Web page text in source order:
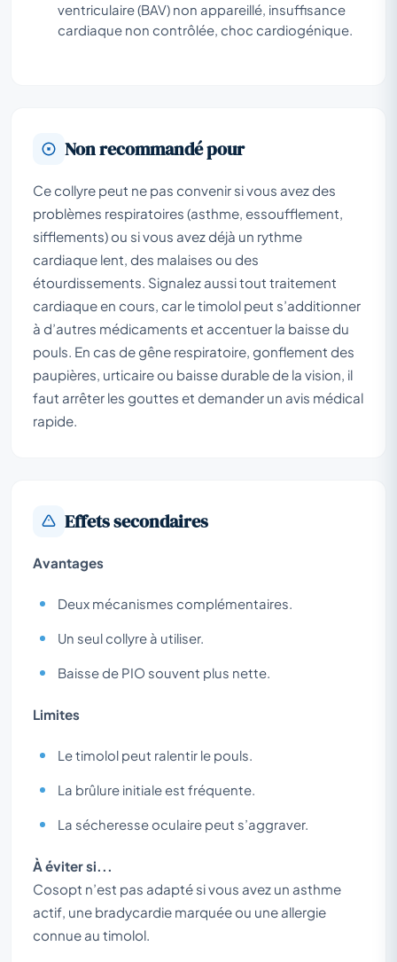
ventriculaire (BAV) non appareillé, insuffisance
cardiaque non contrôlée, choc cardiogénique.
Non recommandé pour
Ce collyre peut ne pas convenir si vous avez des
problèmes respiratoires (asthme, essoufflement,
sifflements) ou si vous avez déjà un rythme
cardiaque lent, des malaises ou des
étourdissements. Signalez aussi tout traitement
cardiaque en cours, car le timolol peut s’additionner
à d’autres médicaments et accentuer la baisse du
pouls. En cas de gêne respiratoire, gonflement des
paupières, urticaire ou baisse durable de la vision, il
faut arrêter les gouttes et demander un avis médical
rapide.
Effets secondaires
Avantages
Deux mécanismes complémentaires.
Un seul collyre à utiliser.
Baisse de PIO souvent plus nette.
Limites
Le timolol peut ralentir le pouls.
La brûlure initiale est fréquente.
La sécheresse oculaire peut s’aggraver.
À éviter si...
Cosopt n’est pas adapté si vous avez un asthme
actif, une bradycardie marquée ou une allergie
connue au timolol.